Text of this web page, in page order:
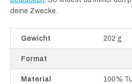
deine Zwecke.
Gewicht 202 g
Format
Material 100%